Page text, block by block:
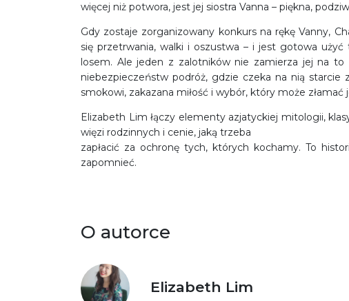
więcej niż potwora, jest jej siostra Vanna – piękna,
Gdy zostaje zorganizowany konkurs na rękę Vanny,
się przetrwania, walki i oszustwa – i jest gotowa
losem. Ale jeden z zalotników nie zamierza jej na to
niebezpieczeństw podróż, gdzie czeka na nią
smokowi, zakazana miłość i wybór, który może
Elizabeth Lim łączy elementy azjatyckiej mitologii,
więzi rodzinnych i cenie, jaką trzeba
zapłacić za ochronę tych, których kochamy. To
zapomnieć.
O autorce
Elizabeth Lim